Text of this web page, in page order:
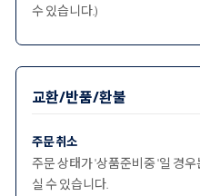
수 있습니다.)
교환/반품/환불
주문 취소
주문 상태가 '상품준비중 '일 경
실 수 있습니다.